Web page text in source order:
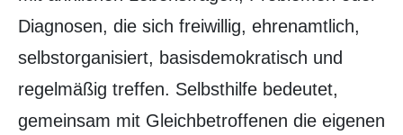
Diagnosen, die sich freiwillig, ehrenamtlich,
selbstorganisiert, basisdemokratisch und
regelmäßig treffen. Selbsthilfe bedeutet,
gemeinsam mit Gleichbetroffenen die eigenen